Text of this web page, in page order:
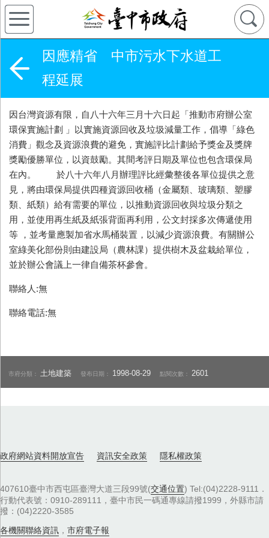
因應精省 中市污水下水道工
程延展
因台灣資源有限，自八十六年三月十六日起「推動市府辦公室
環保實施計劃 」以實施資源回收及垃圾減量工作，倡導「綠色
消費」觀念及資源浪費的避免，實施評比計劃給予獎金及獎牌
獎勵優勝單位，以資鼓勵。其間考評日期及單位也包含環保局
在內。 於八十六年八月辦理評比經彙整後各單位提供之意
見，將由環保局提供四種資源回收桶（金屬類、玻璃類、塑膠
類、紙類）給有需要的單位，以推動資源回收與垃圾分類之
用，並使用再生紙及紙張背面再利用，公文封採多次傳遞使用
等 ，並考量應製加省水馬桶裝置，以減少資源浪費。有關辦公
室綠美化部份則由建設局（農林課）提供樹木及盆栽給單位，
並於辦公會議上一律自備茶杯參會。
聯絡人:無
聯絡電話:無
市府分類： 土地建築 發布日期： 1998-08-29 點閱次數： 2601
政府網站資料開放宣告 資訊安全政策 隱私權政策
407610臺中市西屯區臺灣大道三段99號(交通位置) Tel:(04)2228-9111．
行動代表號：0910-289111，臺中市民一碼通專線請撥1999，外縣市請
撥：(04)2220-3585
各機關聯絡資訊 ， 市府電子報